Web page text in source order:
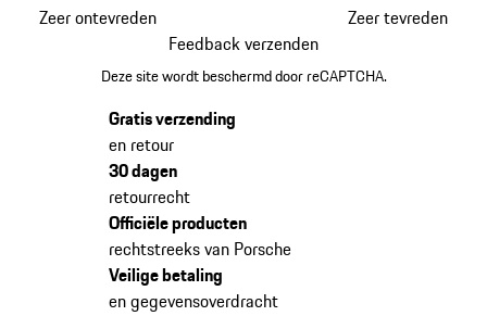
Zeer ontevreden
Zeer tevreden
Feedback verzenden
Deze site wordt beschermd door reCAPTCHA.
Gratis verzending
en retour
30 dagen
retourrecht
Officiële producten
rechtstreeks van Porsche
Veilige betaling
en gegevensoverdracht